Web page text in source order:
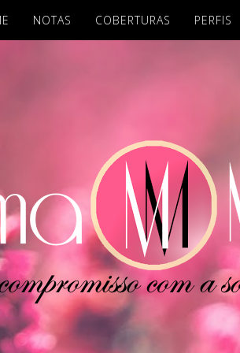
NOTAS COBERTURAS PERFIS